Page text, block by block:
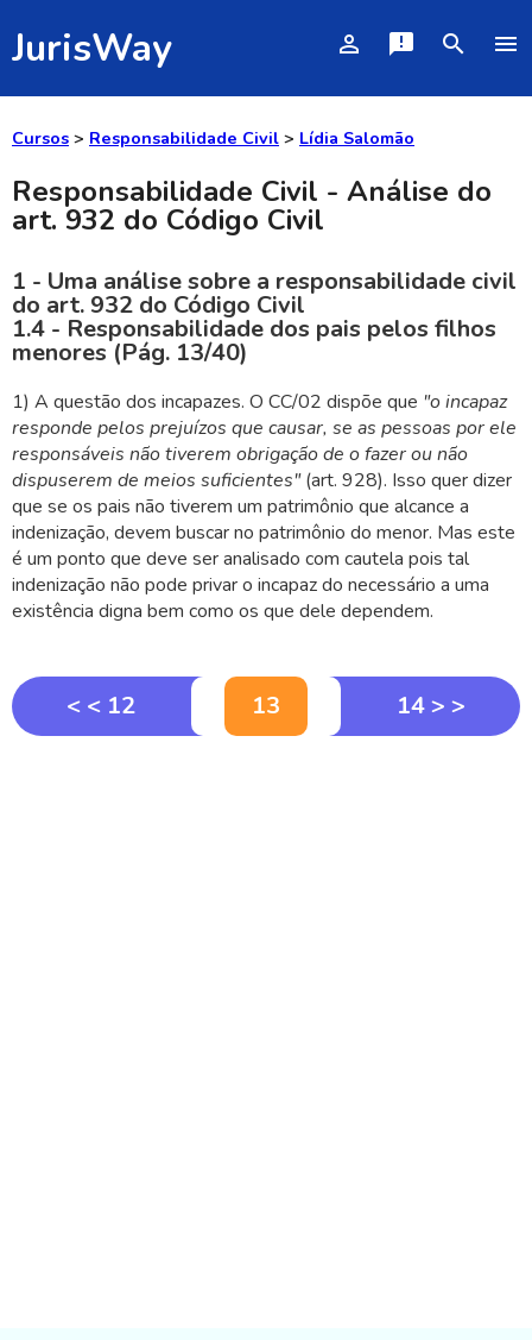
JurisWay person_outline announcement search menu
Cursos > Responsabilidade Civil > Lídia Salomão
Responsabilidade Civil - Análise do
art. 932 do Código Civil
1 - Uma análise sobre a responsabilidade civil
do art. 932 do Código Civil
1.4 - Responsabilidade dos pais pelos filhos
menores (Pág. 13/40)
1) A questão dos incapazes. O CC/02 dispõe que "o incapaz
responde pelos prejuízos que causar, se as pessoas por ele
responsáveis não tiverem obrigação de o fazer ou não
dispuserem de meios suficientes"(art. 928). Isso quer dizer
que se os pais não tiverem um patrimônio que alcance a
indenização, devem buscar no patrimônio do menor. Mas este
é um ponto que deve ser analisado com cautela pois tal
indenização não pode privar o incapaz do necessário a uma
existência digna bem como os que dele dependem.
< < 12 13 14 > >